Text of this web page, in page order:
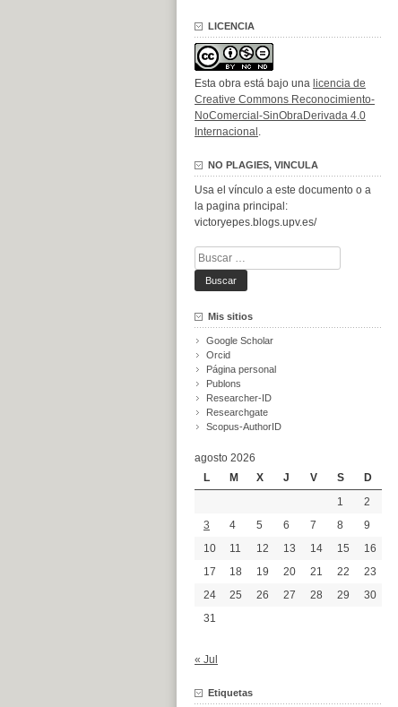
LICENCIA
Esta obra está bajo una licencia de
Creative Commons Reconocimiento-
NoComercial-SinObraDerivada 4.0
Internacional .
NO PLAGIES, VINCULA
Usa el vínculo a este documento o a
la pagina principal:
victoryepes.blogs.upv.es/
Buscar:
Mis sitios
Google Scholar
Orcid
Página personal
Publons
Researcher-ID
Researchgate
Scopus-AuthorID
agosto 2026
L
M X J V S
D
1
2
3
4 5 6 7 8
9
10
11 12 13 14 15
16
17
18 19 20 21 22
23
24
25 26 27 28 29
30
31
« Jul
Etiquetas